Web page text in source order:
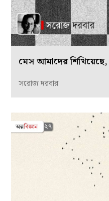
মেস আমাদের
সরোজ দরবার